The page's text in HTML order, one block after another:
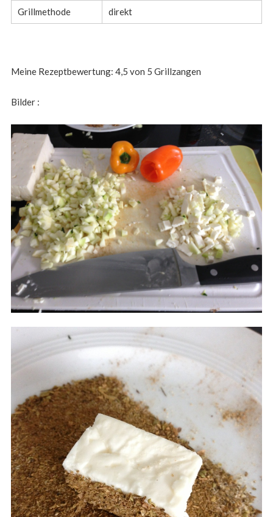
Grillmethode direkt
Meine Rezeptbewertung: 4,5 von 5 Grillzangen
Bilder :